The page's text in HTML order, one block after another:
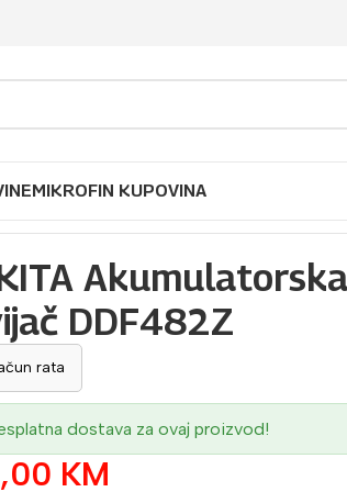
MIKROFIN KUPOVINA
DDF482Z
rata
dostava za ovaj proizvod!
KM